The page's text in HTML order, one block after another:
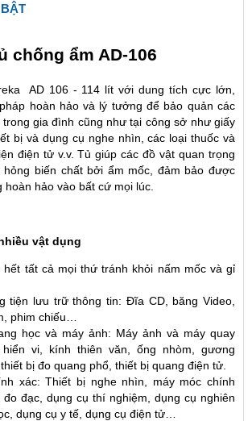
chống ẩm AD-106
AD 106 - 114 lít với dung tích cực lớn,
hoàn hảo và lý tưởng để bảo quản các
gia đình cũng như tại công sở như giấy
bị và dụng cụ nghe nhìn, các loại thuốc và
điện tử v.v. Tủ giúp các đồ vật quan trọng
hỏng biến chất bởi ẩm mốc, đảm bảo được
hảo vào bất cứ mọi lúc.
vật dụng
hết tất cả mọi thứ tránh khỏi nấm mốc và gỉ
tiện lưu trữ thông tin: Đĩa CD, băng Video,
phim chiếu…
học và máy ảnh: Máy ảnh và máy quay
hiển vi, kính thiên văn, ống nhòm, gương
bị đo quang phổ, thiết bị quang điện tử.
xác: Thiết bị nghe nhìn, máy móc chính
đo đạc, dụng cụ thí nghiệm, dụng cụ nghiên
dụng cụ y tế, dụng cụ điện tử…